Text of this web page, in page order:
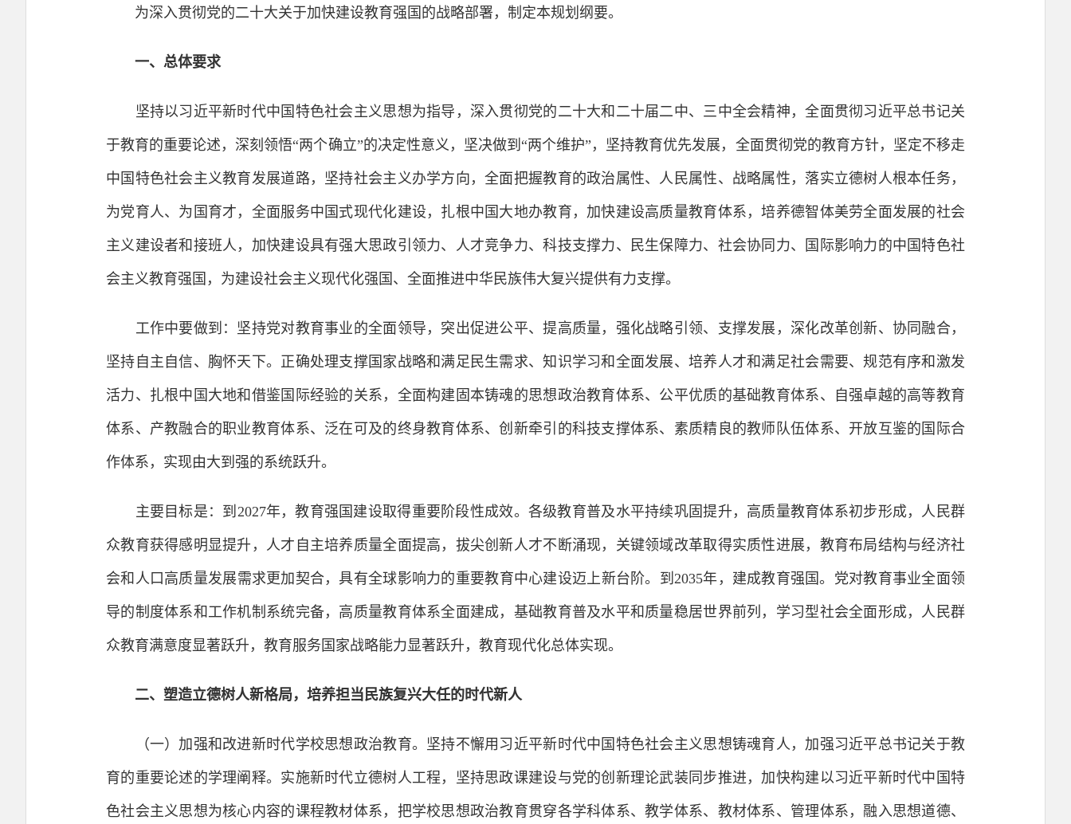
为深入贯彻党的二十大关于加快建设教育强国的战略部署，制定本规划纲要。
一、总体要求
坚持以习近平新时代中国特色社会主义思想为指导，深入贯彻党的二十大和二十届二中、三中全会精神，全面贯彻习近平总书记关
于教育的重要论述，深刻领悟“两个确立”的决定性意义，坚决做到“两个维护”，坚持教育优先发展，全面贯彻党的教育方针，坚定不移走
中国特色社会主义教育发展道路，坚持社会主义办学方向，全面把握教育的政治属性、人民属性、战略属性，落实立德树人根本任务，
为党育人、为国育才，全面服务中国式现代化建设，扎根中国大地办教育，加快建设高质量教育体系，培养德智体美劳全面发展的社会
主义建设者和接班人，加快建设具有强大思政引领力、人才竞争力、科技支撑力、民生保障力、社会协同力、国际影响力的中国特色社
会主义教育强国，为建设社会主义现代化强国、全面推进中华民族伟大复兴提供有力支撑。
工作中要做到：坚持党对教育事业的全面领导，突出促进公平、提高质量，强化战略引领、支撑发展，深化改革创新、协同融合，
坚持自主自信、胸怀天下。正确处理支撑国家战略和满足民生需求、知识学习和全面发展、培养人才和满足社会需要、规范有序和激发
活力、扎根中国大地和借鉴国际经验的关系，全面构建固本铸魂的思想政治教育体系、公平优质的基础教育体系、自强卓越的高等教育
体系、产教融合的职业教育体系、泛在可及的终身教育体系、创新牵引的科技支撑体系、素质精良的教师队伍体系、开放互鉴的国际合
作体系，实现由大到强的系统跃升。
主要目标是：到2027年，教育强国建设取得重要阶段性成效。各级教育普及水平持续巩固提升，高质量教育体系初步形成，人民群
众教育获得感明显提升，人才自主培养质量全面提高，拔尖创新人才不断涌现，关键领域改革取得实质性进展，教育布局结构与经济社
会和人口高质量发展需求更加契合，具有全球影响力的重要教育中心建设迈上新台阶。到2035年，建成教育强国。党对教育事业全面领
导的制度体系和工作机制系统完备，高质量教育体系全面建成，基础教育普及水平和质量稳居世界前列，学习型社会全面形成，人民群
众教育满意度显著跃升，教育服务国家战略能力显著跃升，教育现代化总体实现。
二、塑造立德树人新格局，培养担当民族复兴大任的时代新人
（一）加强和改进新时代学校思想政治教育。坚持不懈用习近平新时代中国特色社会主义思想铸魂育人，加强习近平总书记关于教
育的重要论述的学理阐释。实施新时代立德树人工程，坚持思政课建设与党的创新理论武装同步推进，加快构建以习近平新时代中国特
色社会主义思想为核心内容的课程教材体系，把学校思想政治教育贯穿各学科体系、教学体系、教材体系、管理体系，融入思想道德、